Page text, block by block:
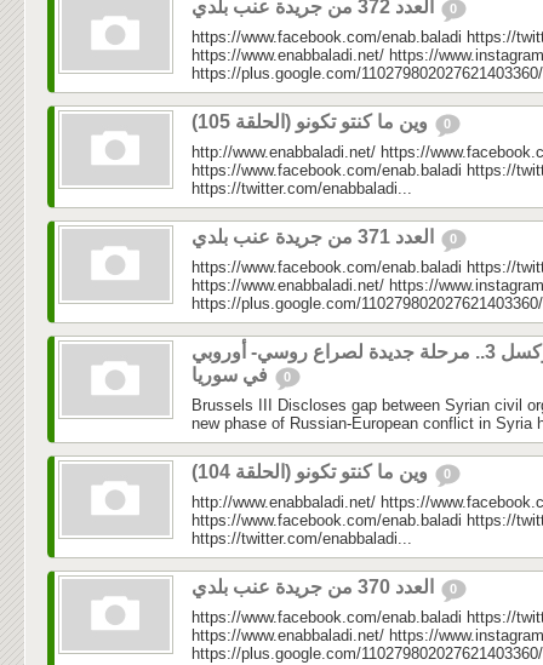
0
https://www.facebook.com/enab.baladi https://
https://www.enabbaladi.net/ https://
https://plus.google.com/
0
http://www.enabbaladi.net/ https://
https://www.facebook.com/enab.baladi https://
https://twitter.com/enabbaladi...
0
https://www.facebook.com/enab.baladi https://
https://www.enabbaladi.net/ https://
https://plus.google.com/
بروكسل 3.. مرحلة جديدة لصراع روسي- أوروبي
0
Brussels III Discloses gap between Syrian civil
new phase of Russian-European conflict in Syria
0
http://www.enabbaladi.net/ https://
https://www.facebook.com/enab.baladi https://
https://twitter.com/enabbaladi...
0
https://www.facebook.com/enab.baladi https://
https://www.enabbaladi.net/ https://
https://plus.google.com/